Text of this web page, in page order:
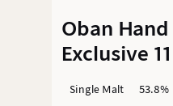
Oban
Exclusive
Single Malt 53.8%